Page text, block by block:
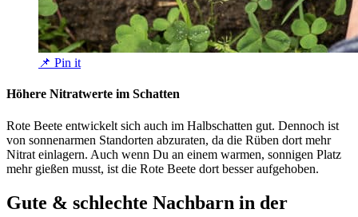
📌 Pin it
Höhere Nitratwerte im Schatten
Rote Beete entwickelt sich auch im Halbschatten gut. Dennoch ist
von sonnenarmen Standorten abzuraten, da die Rüben dort mehr
Nitrat einlagern. Auch wenn Du an einem warmen, sonnigen Platz
mehr gießen musst, ist die Rote Beete dort besser aufgehoben.
Gute & schlechte Nachbarn in der